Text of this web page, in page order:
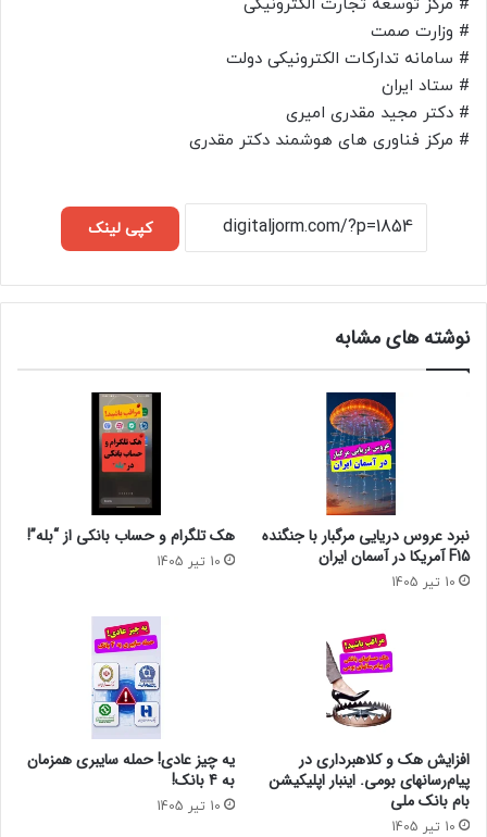
# مرکز توسعه تجارت الکترونیکی
# وزارت صمت
# سامانه تدارکات الکترونیکی دولت
# ستاد ایران
# دکتر مجید مقدری امیری
# مرکز فناوری های هوشمند دکتر مقدری
کپی لینک
نوشته های مشابه
نبرد عروس دریایی مرگبار با جنگنده
F15 آمریکا در آسمان ایران
10 تیر 1405
هک تلگرام و حساب بانکی از “بله”!
10 تیر 1405
افزایش هک و کلاهبرداری در
پیام‌رسانهای بومی. اینبار اپلیکیشن
بام‌ بانک ملی
10 تیر 1405
یه چیز عادی! حمله سایبری همزمان
به 4 بانک!
10 تیر 1405